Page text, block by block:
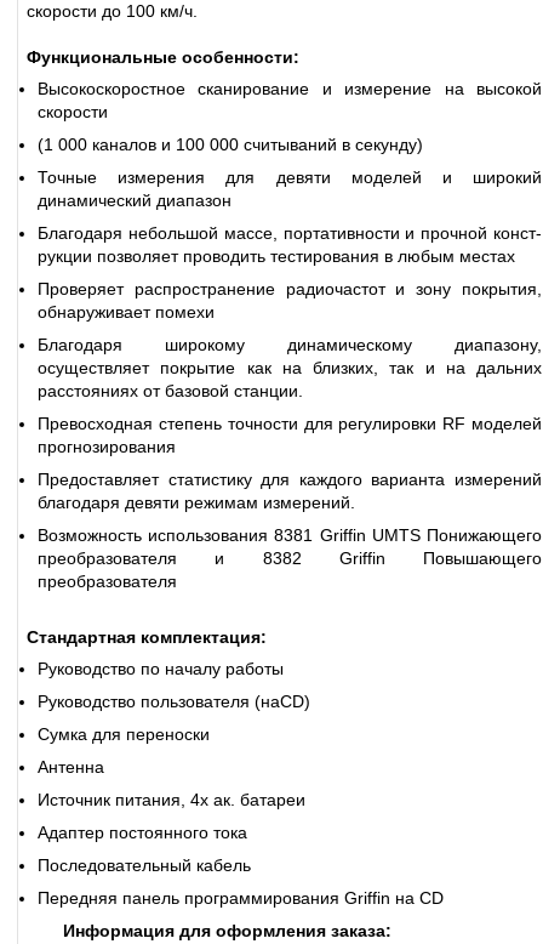
скорости до 100 км/ч.
Функциональные особенности:
Высокоскоростное сканирование и измерение на высокой
скорости
(1 000 каналов и 100 000 считываний в секунду)
Точные измерения для девяти моделей и широкий
динамический диапазон
Благодаря небольшой массе, портативности и прочной конст­
рукции позволяет проводить тестирования в любым местах
Проверяет распространение радиочастот и зону покрытия,
обнаруживает помехи
Благодаря широкому динамичес­кому диапазону,
осуществляет покрытие как на близких, так и на дальних
расстояниях от базовой станции.
Превосходная степень точности для регулировки RF моделей
прогнозирования
Предоставляет статистику для каждого варианта измерений
благодаря девяти режимам измерений.
Возможность использования 8381 Griffin UMTS Понижающего
преобразователя и 8382 Griffin Повышающего
преобразователя
Стандартная комплектация:
Руководство по началу работы
Руководство пользователя (наCD)
Сумка для переноски
Антенна
Источник питания, 4x ак. батареи
Адаптер постоянного тока
Последовательный кабель
Передняя панель программирования Griffin на CD
Информация для оформления заказа: